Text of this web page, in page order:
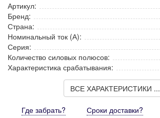
Артикул:
Бренд:
Страна:
Номинальный ток (А):
Серия:
Количество силовых полюсов:
Характеристика срабатывания:
ВСЕ ХАРАКТЕРИСТИКИ ...
Где забрать? Сроки доставки?